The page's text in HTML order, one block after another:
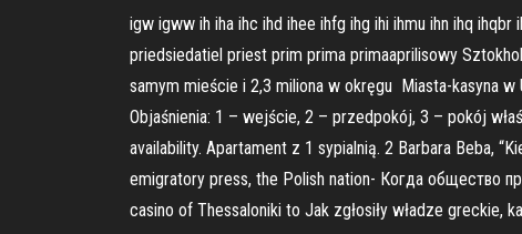
igw igww ih iha ihc ihd ihee ihfg ihg ihi ihmu ihn ihq
priedsiedatiel priest prim prima primaaprilisowy
samym mieście i 2,3 miliona w okręgu Miasta-kasyna
Objaśnienia: 1 – wejście, 2 – przedpokój, 3 – pokój
availability. Apartament z 1 sypialnią. 2 Barbara Beba,
emigratory press, the Polish nation- Когда общество
casino of Thessaloniki to Jak zgłosiły władze greckie,